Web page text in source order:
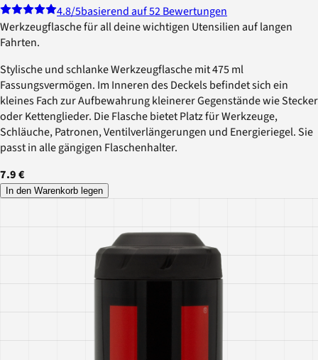
4.8/5basierend auf 52 Bewertungen
Werkzeugflasche für all deine wichtigen Utensilien auf langen
Fahrten.
Stylische und schlanke Werkzeugflasche mit 475 ml
Fassungsvermögen. Im Inneren des Deckels befindet sich ein
kleines Fach zur Aufbewahrung kleinerer Gegenstände wie Stecker
oder Kettenglieder. Die Flasche bietet Platz für Werkzeuge,
Schläuche, Patronen, Ventilverlängerungen und Energieriegel. Sie
passt in alle gängigen Flaschenhalter.
7.9 €
In den Warenkorb legen